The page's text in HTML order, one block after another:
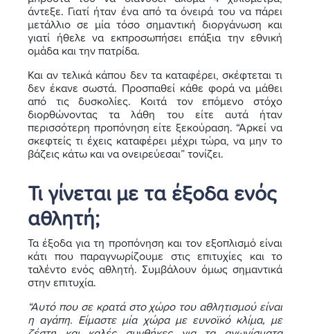
άντεξε. Γιατί ήταν ένα από τα όνειρά του να πάρει
μετάλλιο σε μία τόσο σημαντική διοργάνωση και
γιατί ήθελε να εκπροσωπήσει επάξια την εθνική
ομάδα και την πατρίδα.
Και αν τελικά κάπου δεν τα καταφέρει, σκέφτεται τι
δεν έκανε σωστά. Προσπαθεί κάθε φορά να μάθει
από τις δυσκολίες. Κοιτά τον επόμενο στόχο
διορθώνοντας τα λάθη του είτε αυτά ήταν
περισσότερη προπόνηση είτε ξεκούραση. “Αρκεί να
σκεφτείς τι έχεις καταφέρει μέχρι τώρα, να μην το
βάζεις κάτω και να ονειρεύεσαι” τονίζει.
Τι γίνεται με τα έξοδα ενός
αθλητή;
Τα έξοδα για τη προπόνηση και τον εξοπλισμό είναι
κάτι που παραγνωρίζουμε στις επιτυχίες και το
ταλέντο ενός αθλητή. Συμβάλουν όμως σημαντικά
στην επιτυχία.
“Αυτό που σε κρατά στο χώρο του αθλητισμού είναι
η αγάπη. Είμαστε μία χώρα με ευνοϊκό κλίμα, με